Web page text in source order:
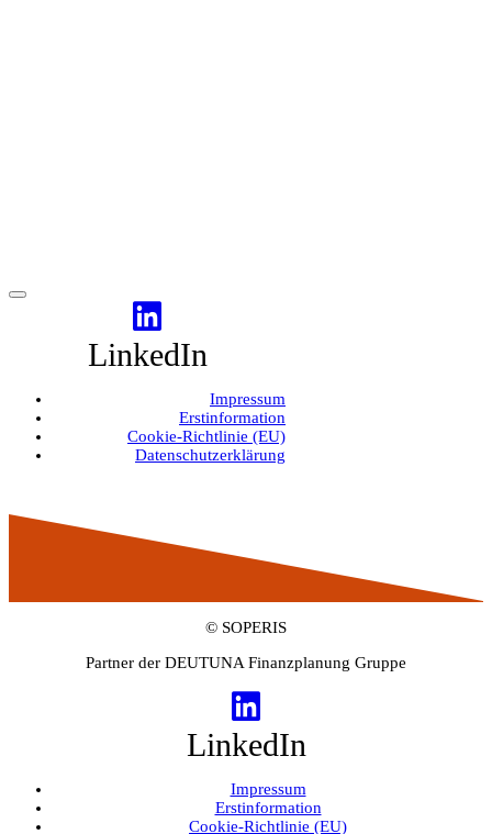
LinkedIn
Impressum
Erstinformation
Cookie-Richtlinie (EU)
Datenschutzerklärung
© SOPERIS
Partner der DEUTUNA Finanzplanung Gruppe
LinkedIn
Impressum
Erstinformation
Cookie-Richtlinie (EU)